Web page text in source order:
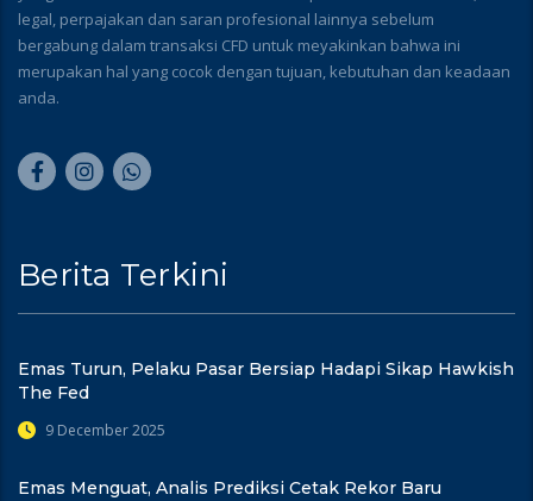
legal, perpajakan dan saran profesional lainnya sebelum
bergabung dalam transaksi CFD untuk meyakinkan bahwa ini
merupakan hal yang cocok dengan tujuan, kebutuhan dan keadaan
anda.
Berita Terkini
Emas Turun, Pelaku Pasar Bersiap Hadapi Sikap Hawkish
The Fed
9 December 2025
Emas Menguat, Analis Prediksi Cetak Rekor Baru